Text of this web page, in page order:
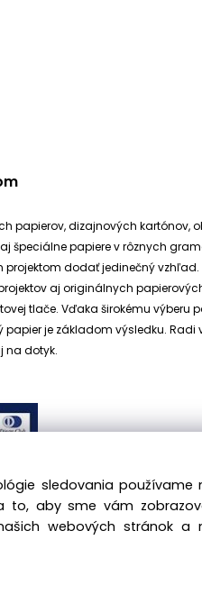
papierov, dizajnových kartónov,
špeciálne papiere v rôznych
projektom dodať jedinečný vzhľad.
aj originálnych
tlače. Vďaka širokému výberu
papier je základom výsledku.
na dotyk.
| Beckovská 38/A, 831
sledovania používame
to, aby sme vám
webových stránok a